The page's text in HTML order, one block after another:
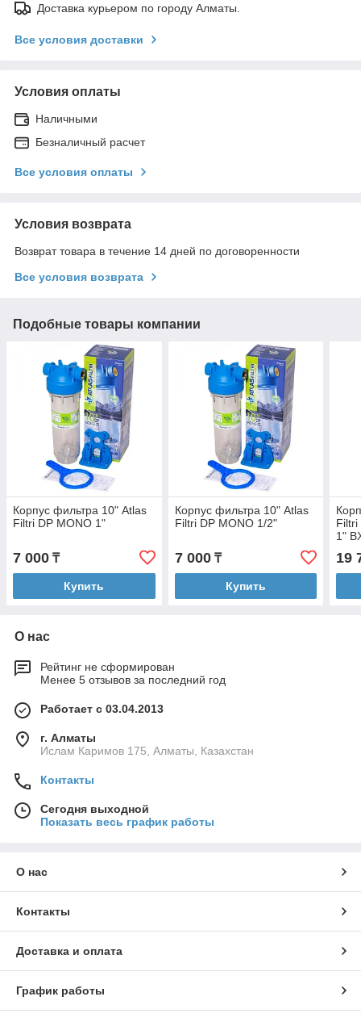
Доставка курьером по городу Алматы.
Все условия доставки
Условия оплаты
Наличными
Безналичный расчет
Все условия оплаты
Условия возврата
Возврат товара в течение 14 дней по договоренности
Все условия возврата
Подобные товары компании
Корпус фильтра 10" Atlas
Filtri DP MONO 1"
7 000 ₸
Купить
Корпус фильтра 10" Atlas
Filtri DP MONO 1/2"
7 000₸
Купить
Filtri
1"
19
О нас
Рейтинг не сформирован
Менее 5 отзывов за последний год
Работает с 03.04.2013
г. Алматы
Ислам Каримов 175, Алматы, Казахстан
Контакты
Сегодня выходной
Показать весь график работы
О нас
Контакты
Доставка и оплата
График работы